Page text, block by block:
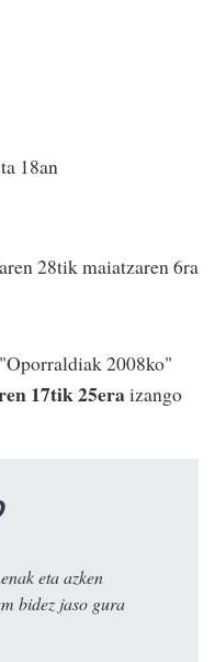
18an
28tik maiatzaren 6ra
2008ko"
17tik 25eraizango
eta azken
bidez jaso gura